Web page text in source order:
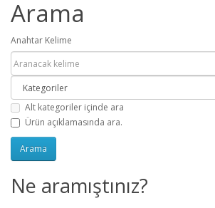
Arama
Anahtar Kelime
Alt kategoriler içinde ara
Ürün açıklamasında ara.
Ne aramıştınız?